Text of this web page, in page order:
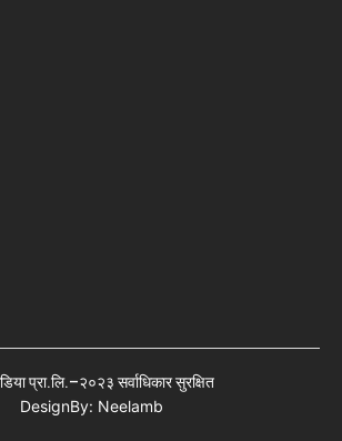
प्रा.लि.–२०२३ सर्वाधिकार सुरक्षित
DesignBy: Neelamb